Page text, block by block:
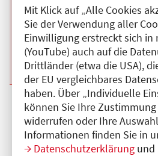
Mit Klick auf „Alle Cookies
Sie der Verwendung aller
Einwilligung erstreckt sich in
(YouTube) auch auf die
Drittländer (etwa die USA),
der EU vergleichbares
haben. Über „Individuelle
können Sie Ihre
widerrufen oder Ihre
Informationen finden Sie in
Datenschutzerklärung und
Veranstaltungstitel:
Fortbildungsreihe
Veranstaltungsort:
Ev. Krankenhaus Königin
Herzbergstr., 10365 Berlin
Kategorie:A
Fortbildungspunkte:1
Details anzeigen
Beginn:
06.10.2026Ende und
- 06.10.2026,
Veranstaltungstitel:
Fortbildungsreihe
Veranstaltungsort:
Ev. Krankenhaus Königin
Herzbergstr., 10365 Berlin
Kategorie:A